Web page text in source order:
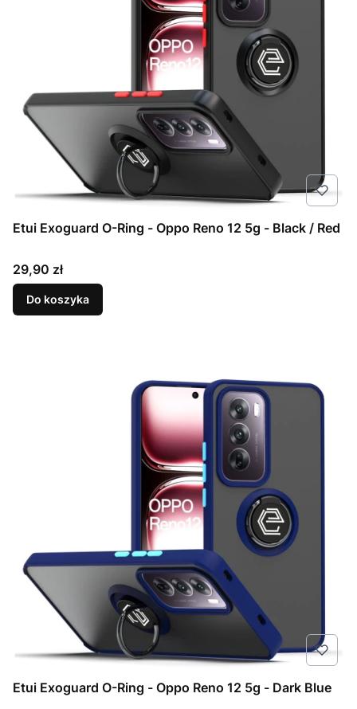
Etui Exoguard O-Ring - Oppo Reno 12 5g - Black / Red
Cena
29,90 zł
Do koszyka
Etui Exoguard O-Ring - Oppo Reno 12 5g - Dark Blue